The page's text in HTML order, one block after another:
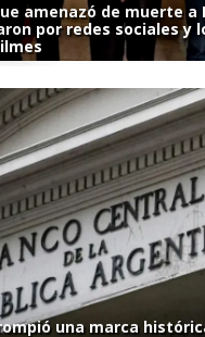
amenazó de muerte a
por redes sociales y
una marca